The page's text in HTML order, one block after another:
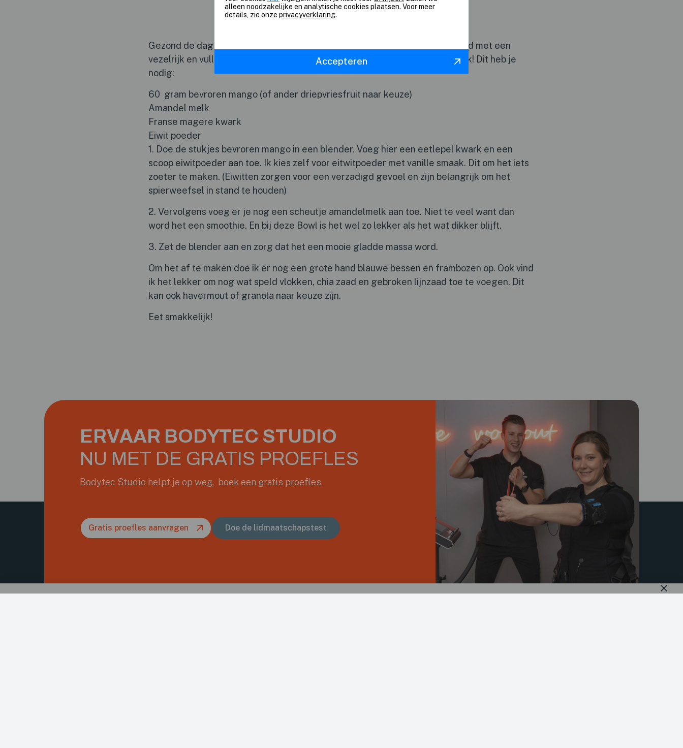
Gezond de dag beginnen is een pré, zeker in deze tijd. Ik begin mijn dag altijd met een
vezelrijk en vullend ontbijtje van mango, kwark, eiwitpoeder en amandelmelk! Dit heb je
nodig:
60 gram bevroren mango (of ander driepvriesfruit naar keuze)
Amandel melk
Franse magere kwark
Eiwit poeder
1. Doe de stukjes bevroren mango in een blender. Voeg hier een eetlepel kwark en een
scoop eiwitpoeder aan toe. Ik kies zelf voor eitwitpoeder met vanille smaak. Dit om het iets
zoeter te maken. (Eiwitten zorgen voor een verzadigd gevoel en zijn belangrijk om het
spierweefsel in stand te houden)
2. Vervolgens voeg er je nog een scheutje amandelmelk aan toe. Niet te veel want dan
word het een smoothie. En bij deze Bowl is het wel zo lekker als het wat dikker blijft.
3. Zet de blender aan en zorg dat het een mooie gladde massa word.
Om het af te maken doe ik er nog een grote hand blauwe bessen en frambozen op. Ook vind
ik het lekker om nog wat speld vlokken, chia zaad en gebroken lijnzaad toe te voegen. Dit
kan ook havermout of granola naar keuze zijn.
Eet smakkelijk!
ERVAAR BODYTEC STUDIO
NU MET DE GRATIS PROEFLES
Bodytec Studio helpt je op weg, boek een gratis proefles.
Gratis proefles aanvragen Doe de lidmaatschapstest
alleen noodzakelijke en analytische cookies plaatsen. Voor meer
details, zie onze privacyverklaring.
Accepteren